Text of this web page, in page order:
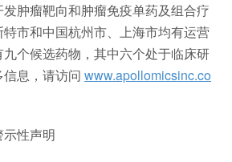
肿瘤靶向和肿瘤免疫单药及组合疗
市和中国杭州市、上海市均有运营
个候选药物，其中六个处于临床研
息，请访问 www.apollomicsinc.co
性声明